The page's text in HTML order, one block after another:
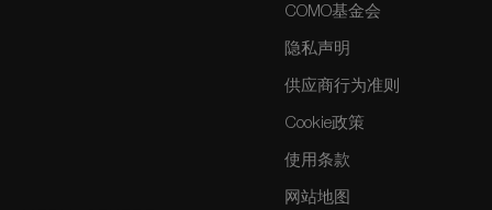
COMO基金会
隐私声明
供应商行为准则
Cookie政策
使用条款
网站地图